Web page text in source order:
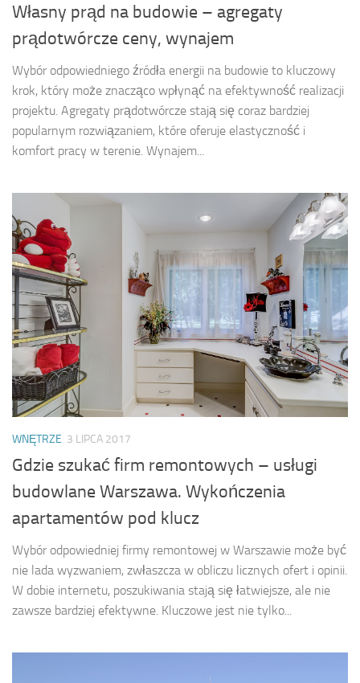
Własny prąd na budowie – agregaty
prądotwórcze ceny, wynajem
Wybór odpowiedniego źródła energii na budowie to kluczowy
krok, który może znacząco wpłynąć na efektywność realizacji
projektu. Agregaty prądotwórcze stają się coraz bardziej
popularnym rozwiązaniem, które oferuje elastyczność i
komfort pracy w terenie. Wynajem...
WNĘTRZE 3 LIPCA 2017
Gdzie szukać firm remontowych – usługi
budowlane Warszawa. Wykończenia
apartamentów pod klucz
Wybór odpowiedniej firmy remontowej w Warszawie może być
nie lada wyzwaniem, zwłaszcza w obliczu licznych ofert i opinii.
W dobie internetu, poszukiwania stają się łatwiejsze, ale nie
zawsze bardziej efektywne. Kluczowe jest nie tylko...